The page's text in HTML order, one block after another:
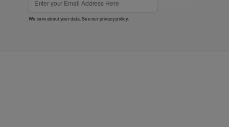
We care about your data. See ourprivacy policy.